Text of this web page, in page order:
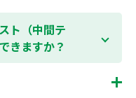
ただけます。自分から
初は1から2教科での
まずはお気軽にご相談
ト（中間テ
きますか？